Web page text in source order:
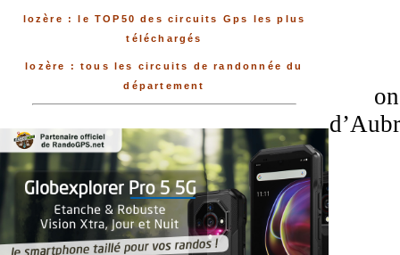
lozère : le TOP50 des circuits Gps les plus
téléchargés
lozère : tous les circuits de randonnée du
département